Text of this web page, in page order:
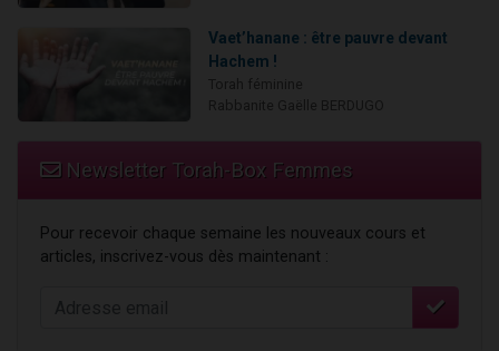
Vaet’hanane : être pauvre devant
Hachem !
Newsletter Torah-Box Femmes
Pour recevoir chaque semaine les nouveaux cours et
articles, inscrivez-vous dès maintenant :